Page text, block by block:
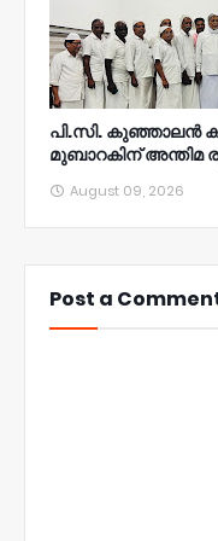
പി.സി. കുഞ്ഞാലൻ
മുബാറകിന്‌ അന്തിമ
August 09, 2026
Post a